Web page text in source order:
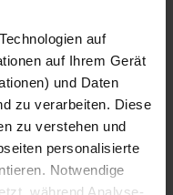
auf
auf Ihrem Gerät
und Daten
zu verarbeiten. Diese
zu verstehen und
personalisierte
Notwendige
während Analyse-
Gefriermöglichkeit
Kamin/Ofen
Nichtraucher
Safe